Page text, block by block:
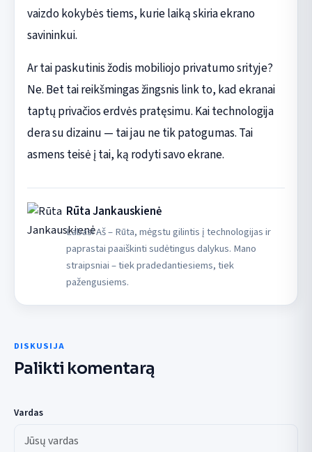
vaizdo kokybės tiems, kurie laiką skiria ekrano
savininkui.
Ar tai paskutinis žodis mobiliojo privatumo srityje?
Ne. Bet tai reikšmingas žingsnis link to, kad ekranai
taptų privačios erdvės pratęsimu. Kai technologija
dera su dizainu — tai jau ne tik patogumas. Tai
asmens teisė į tai, ką rodyti savo ekrane.
Rūta Jankauskienė
Labas! Aš – Rūta, mėgstu gilintis į technologijas ir
paprastai paaiškinti sudėtingus dalykus. Mano
straipsniai – tiek pradedantiesiems, tiek
pažengusiems.
DISKUSIJA
Palikti komentarą
Vardas